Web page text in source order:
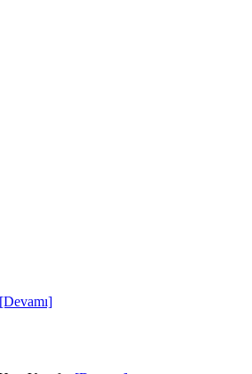
[Devamı]